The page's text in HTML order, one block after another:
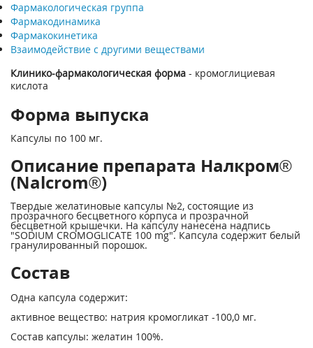
Фармакологическая группа
Фармакодинамика
Фармакокинетика
Взаимодействие с другими веществами
Клинико-фармакологическая форма - кромоглициевая
кислота
Форма выпуска
Капсулы по 100 мг.
Описание препарата Налкром®
(Nalcrom®)
Твердые желатиновые капсулы №2, состоящие из
прозрачного бесцветного корпуса и прозрачной
бесцветной крышечки. На капсулу нанесена надпись
"SODIUM CROMOGLICATE 100 mg". Капсула содержит белый
гранулированный порошок.
Состав
Одна капсула содержит:
активное вещество: натрия кромогликат -100,0 мг.
Cостав капсулы: желатин 100%.